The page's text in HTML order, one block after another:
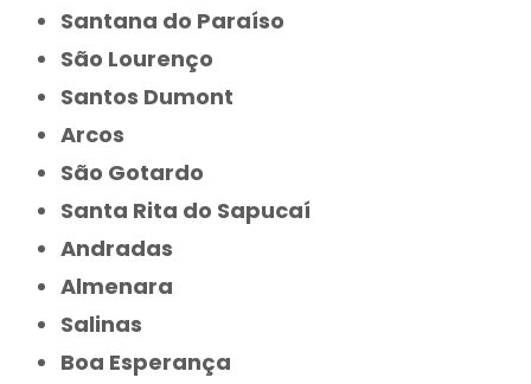
Santana do Paraíso
São Lourenço
Santos Dumont
Arcos
São Gotardo
Santa Rita do Sapucaí
Andradas
Almenara
Salinas
Boa Esperança